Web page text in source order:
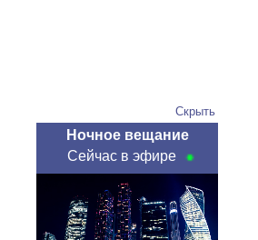
Скрыть
Ночное вещание
Сейчас в эфире